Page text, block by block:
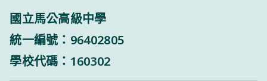
國立馬公高級中學
統一編號：96402805
學校代碼：160302